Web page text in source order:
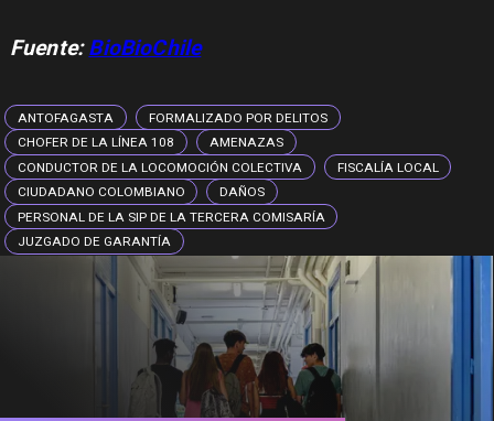
Fuente:BioBioChile
ANTOFAGASTA
FORMALIZADO POR DELITOS
CHOFER DE LA LÍNEA 108
AMENAZAS
CONDUCTOR DE LA LOCOMOCIÓN COLECTIVA
FISCALÍA LOCAL
CIUDADANO COLOMBIANO
DAÑOS
PERSONAL DE LA SIP DE LA TERCERA COMISARÍA
JUZGADO DE GARANTÍA